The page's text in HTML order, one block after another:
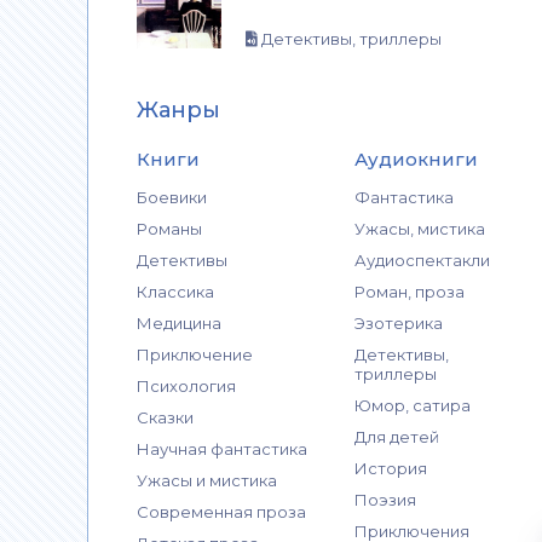
Детективы, триллеры
Жанры
Книги
Боевики
Романы
Детективы
Классика
Медицина
Приключение
Психология
Сказки
Научная фантастика
Ужасы и мистика
Современная проза
Аудиокниги
Фантастика
Ужасы, мистика
Аудиоспектакли
Роман, проза
Эзотерика
Детективы,
триллеры
Юмор, сатира
Для детей
История
Поэзия
Приключения